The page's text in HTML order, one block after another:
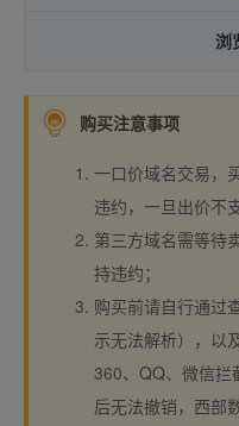
浏
购买注意事项
一口价域名交易，
违约，一旦出价不
第三方域名需等待
持违约；
购买前请自行通过
示无法解析），以
360、QQ、微信拦
后无法撤销，西部